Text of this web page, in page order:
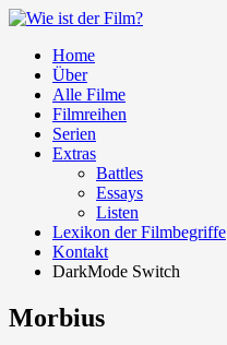
Home
Über
Alle Filme
Filmreihen
Serien
Extras
Battles
Essays
Listen
Lexikon der Filmbegriffe
Kontakt
DarkMode Switch
Morbius